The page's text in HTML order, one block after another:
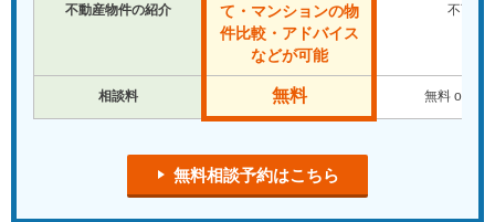
不動産物件の紹介
て・マンションの物
件比較・アドバイス
などが可能
不可
相談料 無料 無料 or 有料
無料相談予約はこちら